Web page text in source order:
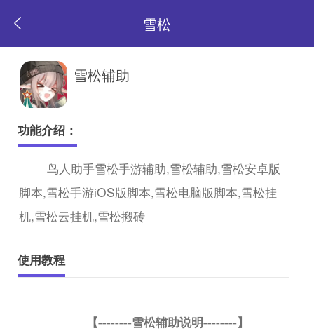
雪松
返
页
雪松辅助
功能介绍：
鸟人助手雪松手游辅助,雪松辅助,雪松安卓版
脚本,雪松手游iOS版脚本,雪松电脑版脚本,雪松挂
机,雪松云挂机,雪松搬砖
使用教程
【--------雪松辅助说明--------】